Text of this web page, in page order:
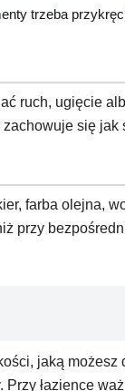
trzeba
ruch, ugięcie
zachowuje się jak
farba olejna,
przy
jaką możesz
łazience